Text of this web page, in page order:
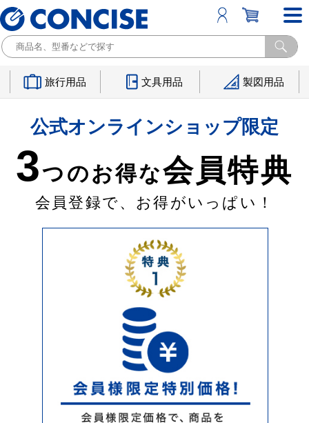
旅行用品 文具用品 製図用品
公式オンラインショップ限定
3つのお得な会員特典
会員登録で、お得がいっぱい！